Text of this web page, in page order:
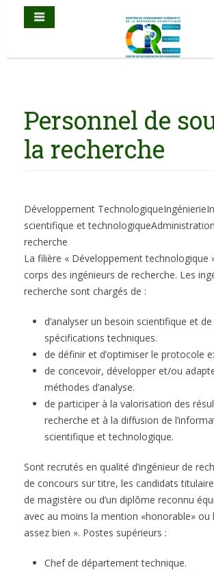
Personnel de
la recherche
Développement TechnologiqueIngénierie
scientifique et technologique
recherche
La filière « Développement technologique
corps des ingénieurs de recherche. Les
recherche sont chargés de :
d’analyser un besoin scientifique et
spécifications techniques.
de définir et d’optimiser le protocole
de concevoir, développer et/ou
méthodes d’analyse.
de participer à la valorisation des
recherche et à la diffusion de
scientifique et technologique.
Sont recrutés en qualité d’ingénieur de
de concours sur titre, les candidats
de magistère ou d’un diplôme reconnu
avec au moins la mention «honorable» ou
assez bien ». Postes supérieurs :
Chef de département technique.